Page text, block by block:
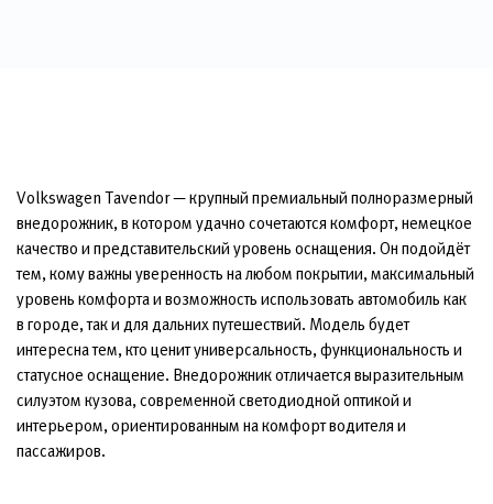
Volkswagen Tavendor — крупный премиальный полноразмерный
внедорожник, в котором удачно сочетаются комфорт, немецкое
качество и представительский уровень оснащения. Он подойдёт
тем, кому важны уверенность на любом покрытии, максимальный
уровень комфорта и возможность использовать автомобиль как
в городе, так и для дальних путешествий. Модель будет
интересна тем, кто ценит универсальность, функциональность и
статусное оснащение. Внедорожник отличается выразительным
силуэтом кузова, современной светодиодной оптикой и
интерьером, ориентированным на комфорт водителя и
пассажиров.